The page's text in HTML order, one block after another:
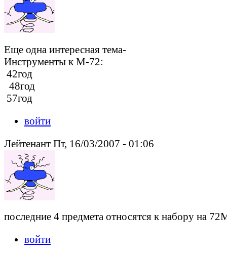
Еще одна интересная тема-
Инструменты к М-72:
42год
48год
57год
войти
Лейтенант Пт, 16/03/2007 - 01:06
последние 4 предмета относятся к набору на
войти